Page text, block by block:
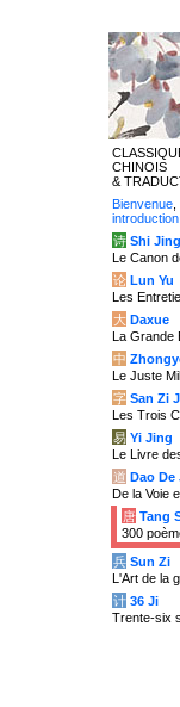
CHINOIS
&
Bienvenue
introduction
诗 Shi Jing
Le Canon
论 Lun Yu
Les
大 Daxue
La Grande
中
Le Juste
字 San Zi
Les Trois
易 Yi Jing
Le Livre
道 Dao De
De la Voie
唐 Tang
300
兵 Sun Zi
L'Art de la
计 36 Ji
Trente-six